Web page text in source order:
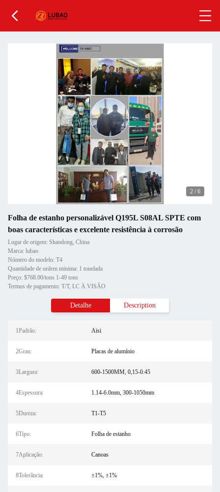
2 / 6
Folha de estanho personalizável Q195L S08AL SPTE com
boas características e excelente resistência à corrosão
Lugar de origem: Shandong, China
Marca: lubao
Número do modelo: T4
Quantidade de ordem mínima: 1 tonelada
Preço: $768.00/tons 1-49 tons
Termos de pagamento: T/T, LC À VISÃO
Detalhe Description
1Padrão: Aisi
2Grau: Placas de alumínio
3Largura: 600-1500MM, 0,15-0.45
4Espessura: 1.14-6.0mm, 300-1050mm
5Dureza: T1-T5
6Tipo: Folha de estanho
7Aplicação: Canoas
8Tolerância: ±1%, ±1%